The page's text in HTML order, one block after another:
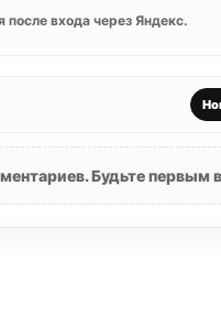
входа через Яндекс.
Будьте первым